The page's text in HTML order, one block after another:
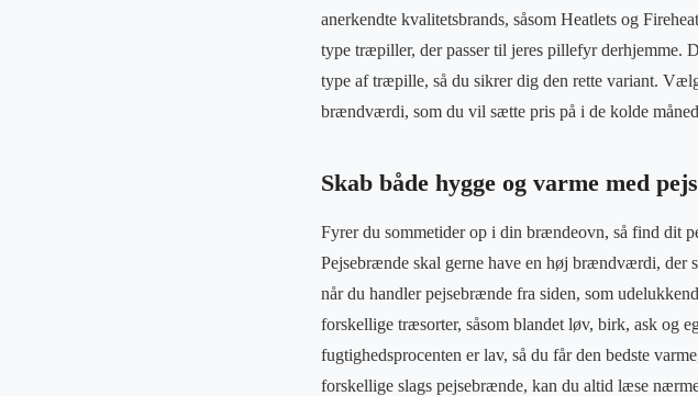
anerkendte kvalitetsbrands, såsom Heatlets og
type træpiller, der passer til jeres pillefyr derhjemme.
type af træpille, så du sikrer dig den rette variant.
brændværdi, som du vil sætte pris på i de kolde
Skab både hygge og varme med
Fyrer du sommetider op i din brændeovn, så find dit
Pejsebrænde skal gerne have en høj brændværdi, der
når du handler pejsebrænde fra siden, som
forskellige træsorter, såsom blandet løv, birk, ask og
fugtighedsprocenten er lav, så du får den bedste
forskellige slags pejsebrænde, kan du altid læse